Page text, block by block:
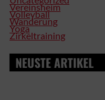
Vereinsheim
Volleyball
Wanderung
Yoga
Zirkeltraining
NEUSTE ARTIKEL